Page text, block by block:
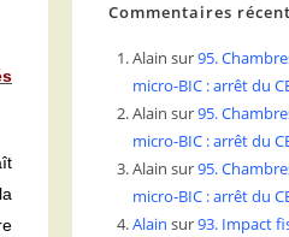
Commentaires
Alain sur95.
micro-BIC : arrêt du
Alain sur95.
micro-BIC : arrêt du
Alain sur95.
micro-BIC : arrêt du
Alain sur93. Impact